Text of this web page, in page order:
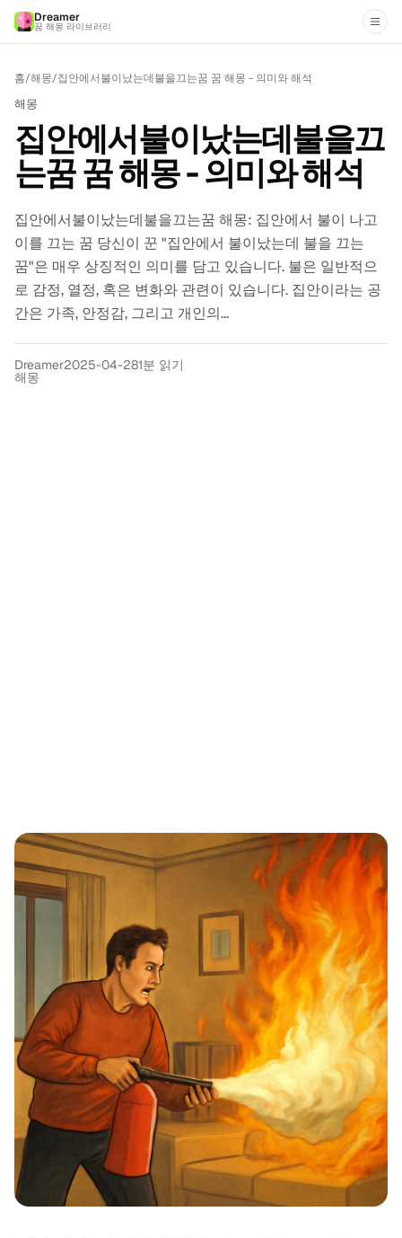
Dreamer
꿈 해몽 라이브러리
홈/해몽/집안에서불이났는데불을끄는꿈 꿈 해몽 - 의미와 해석
해몽
집안에서불이났는데불을끄
는꿈 꿈 해몽 - 의미와 해석
집안에서불이났는데불을끄는꿈 해몽: 집안에서 불이 나고
이를 끄는 꿈 당신이 꾼 "집안에서 불이났는데 불을 끄는
꿈"은 매우 상징적인 의미를 담고 있습니다. 불은 일반적으
로 감정, 열정, 혹은 변화와 관련이 있습니다. 집안이라는 공
간은 가족, 안정감, 그리고 개인의...
Dreamer2025-04-281분 읽기
해몽